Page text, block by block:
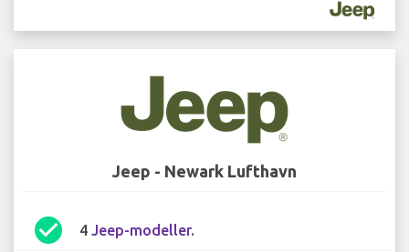
Jeep - Newark Lufthavn
check_circle 4 Jeep-modeller.